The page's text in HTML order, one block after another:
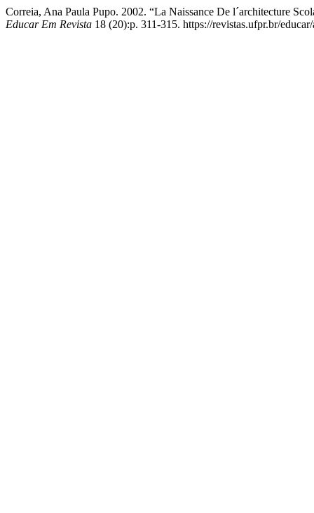
Correia, Ana Paula Pupo. 2002. “La Naissance De l´architecture
Educar Em Revista 18 (20):p. 311-315. https://revistas.ufpr.br/